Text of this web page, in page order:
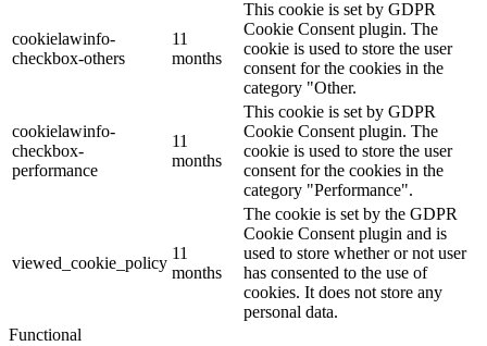
cookielawinfo-
checkbox-others
11
months
This cookie is set by GDPR
Cookie Consent plugin. The
cookie is used to store the user
consent for the cookies in the
category "Other.
cookielawinfo-
checkbox-
performance
11
months
This cookie is set by GDPR
Cookie Consent plugin. The
cookie is used to store the user
consent for the cookies in the
category "Performance".
viewed_cookie_policy
11
months
The cookie is set by the GDPR
Cookie Consent plugin and is
used to store whether or not user
has consented to the use of
cookies. It does not store any
personal data.
Functional